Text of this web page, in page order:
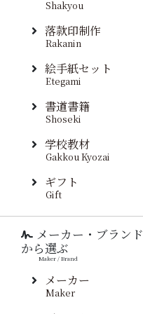
Shakyou
落款印制作
Rakanin
絵手紙セット
Etegami
書道書籍
Shoseki
学校教材
Gakkou Kyozai
ギフト
Gift
メーカー・ブランド
から選ぶ
Maker / Brand
メーカー
Maker